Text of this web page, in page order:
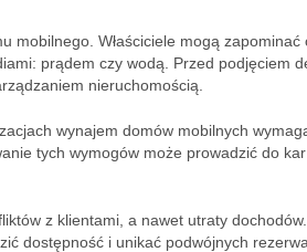
mobilnego. Właściciele mogą zapominać
prądem czy wodą. Przed podjęciem
nieruchomością.
wynajem domów mobilnych
tych wymogów może prowadzić do kar
z klientami, a nawet utraty dochodów.
dostępność i unikać podwójnych